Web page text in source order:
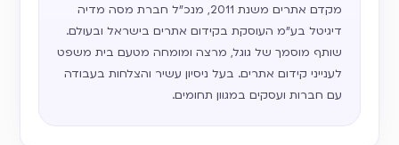
מקדם אתרים משנת 2011, מנכ״ל חברת מסה מדיה
דיגיטל בע״מ העוסקת בקידום אתרים בישראל ובעולם.
שותף מוסמך של גוגל, מרצה ומומחה מטעם בית משפט
לענייני קידום אתרים. בעל ניסיון עשיר והצלחות בעבודה
עם חברות ועסקים במגוון תחומים.